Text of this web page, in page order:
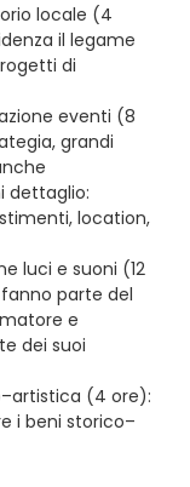
locale (4
il legame
di
eventi (8
grandi
dettaglio:
location,
luci e suoni (12
parte del
e
dei suoi
(4 ore):
i beni storico–